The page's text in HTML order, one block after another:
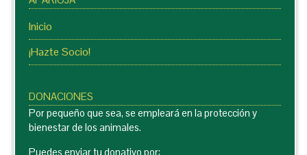
Inicio
¡Hazte Socio!
DONACIONES
Por pequeño que sea, se empleará en la protección y
bienestar de los animales.
Puedes enviar tu donativo por: